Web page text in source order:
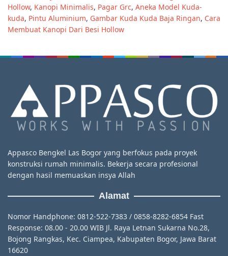
Hollow, Kanopi Minimalis, Pagar Grc, Aneka Model Kuda-
kuda, Pintu Aluminium, Gambar Kuda Kuda Baja Ringan, Cara
Membuat Kanopi Dari Besi Hollow
Appasco Bengkel Las Bogor yang berfokus pada proyek
konstruksi rumah minimalis. Bekerja secara profesional
dengan hasil memuaskan insya Allah
Alamat
Nomor Handphone: 0812-522-7383 / 0858-8282-6854 Fast
Response: 08.00 - 20.00 WIB Jl. Raya Letnan Sukarna No.28,
Bojong Rangkas, Kec. Ciampea, Kabupaten Bogor, Jawa Barat
16620